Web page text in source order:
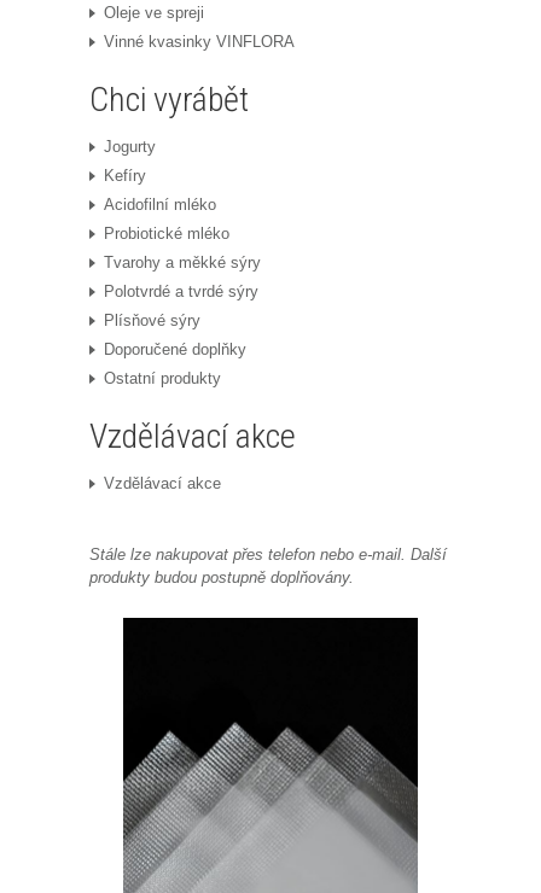
Oleje ve spreji
Vinné kvasinky VINFLORA
Chci vyrábět
Jogurty
Kefíry
Acidofilní mléko
Probiotické mléko
Tvarohy a měkké sýry
Polotvrdé a tvrdé sýry
Plísňové sýry
Doporučené doplňky
Ostatní produkty
Vzdělávací akce
Vzdělávací akce
Stále lze nakupovat přes telefon nebo e-mail. Další
produkty budou postupně doplňovány.